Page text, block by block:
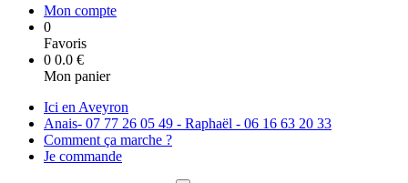
Mon compte
0
Favoris
0 0.0 €
Mon panier
Ici en Aveyron
Anais- 07 77 26 05 49 - Raphaël - 06 16 63 20 33
Comment ça marche ?
Je commande